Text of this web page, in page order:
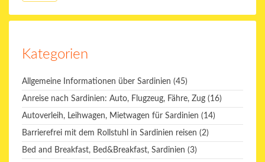
Kategorien
Allgemeine Informationen über Sardinien (45)
Anreise nach Sardinien: Auto, Flugzeug, Fähre, Zug (16)
Autoverleih, Leihwagen, Mietwagen für Sardinien (14)
Barrierefrei mit dem Rollstuhl in Sardinien reisen (2)
Bed and Breakfast, Bed&Breakfast, Sardinien (3)